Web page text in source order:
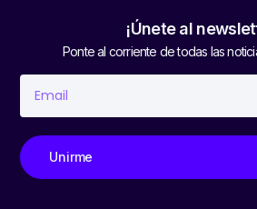
¡Únete al
Ponte al corriente de todas las
Unirme